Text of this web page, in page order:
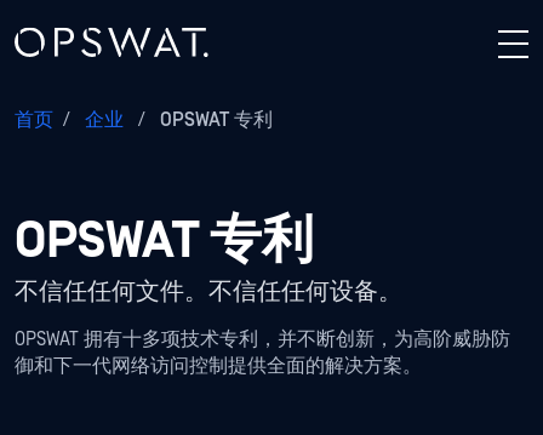
首页 / 企业 / OPSWAT 专利
OPSWAT 专利
不信任任何文件。不信任任何设备。
OPSWAT 拥有十多项技术专利，并不断创新，为高阶威胁防
御和下一代网络访问控制提供全面的解决方案。